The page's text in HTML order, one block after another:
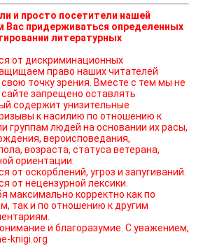
и просто посетители нашей
Вас придерживаться определенных
литературных
от дискриминационных
точку зрения. Вместе с тем мы не
запрещено оставлять
содержит унизительные
к насилию по отношению к
группам людей на основании их расы,
вероисповедания,
возраста, статуса ветерана,
ориентации.
от оскорблений, угроз и запугиваний.
от нецензурной лексики.
максимально корректно как по
так и по отношению к другим
и благоразумие. С уважением,
knigi.org